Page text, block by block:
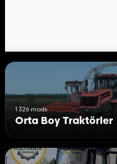
1 326 mods
Orta Boy Traktörler